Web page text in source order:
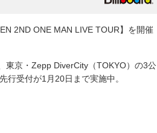
2ND ONE MAN LIVE TOUR】を開催
京・Zepp DiverCity（TOKYO）の3公
行受付が1月20日まで実施中。